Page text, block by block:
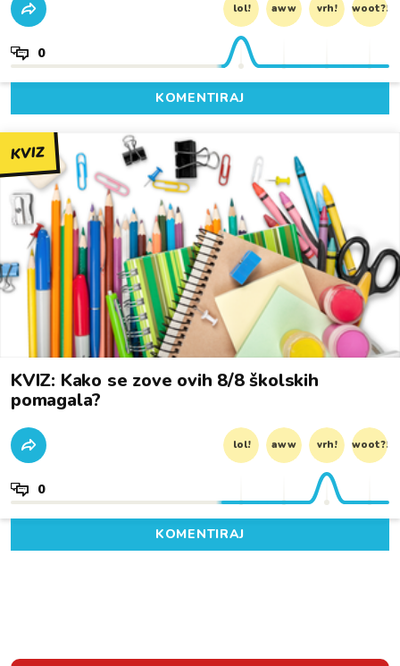
lol! aww vrh! woot?!
0
KOMENTIRAJ
KVIZ
KVIZ: Kako se zove ovih 8/8 školskih
pomagala?
lol! aww vrh! woot?!
0
KOMENTIRAJ